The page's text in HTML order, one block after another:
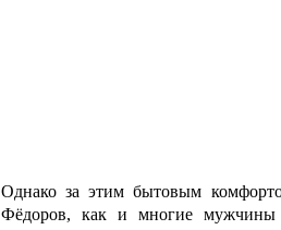
Однако за этим бытовым
Фёдоров, как и многие мужчины